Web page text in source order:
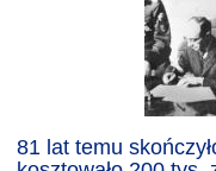
81 lat temu